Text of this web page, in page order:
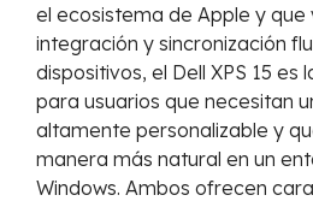
el ecosistema de Apple y que
integración y sincronización
dispositivos, el Dell XPS 15 es
para usuarios que necesitan
altamente personalizable y
manera más natural en un
Windows. Ambos ofrecen